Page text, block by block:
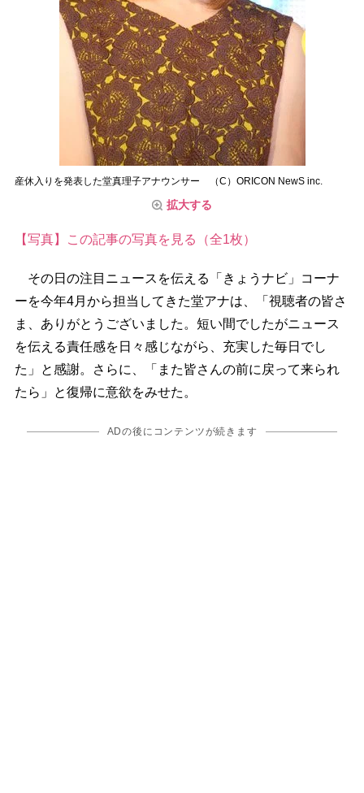
産休入りを発表した堂真理子アナウンサー （C）ORICON NewS inc.
拡大する
【写真】この記事の写真を見る（全1枚）
その日の注目ニュースを伝える「きょうナビ」コーナ
ーを今年4月から担当してきた堂アナは、「視聴者の皆さ
ま、ありがとうございました。短い間でしたがニュース
を伝える責任感を日々感じながら、充実した毎日でし
た」と感謝。さらに、「また皆さんの前に戻って来られ
たら」と復帰に意欲をみせた。
ADの後にコンテンツが続きます